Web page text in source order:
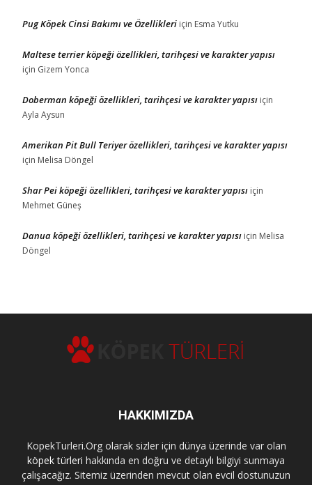
Pug Köpek Cinsi Bakımı ve Özellikleri için Esma Yutku
Maltese terrier köpeği özellikleri, tarihçesi ve karakter yapısı
için Gizem Yonca
Doberman köpeği özellikleri, tarihçesi ve karakter yapısı için
Ayla Aysun
Amerikan Pit Bull Teriyer özellikleri, tarihçesi ve karakter yapısı
için Melisa Döngel
Shar Pei köpeği özellikleri, tarihçesi ve karakter yapısı için
Mehmet Güneş
Danua köpeği özellikleri, tarihçesi ve karakter yapısı için Melisa
Döngel
HAKKIMIZDA
KopekTurleri.Org olarak sizler için dünya üzerinde var olan
köpek türleri hakkında en doğru ve detaylı bilgiyi sunmaya
çalışacağız. Sitemiz üzerinden mevcut olan evcil dostunuzun